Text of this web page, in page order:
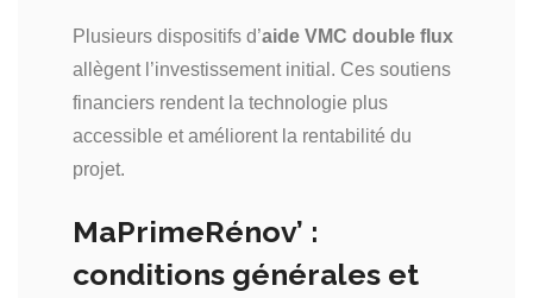
Plusieurs dispositifs d’aide VMC double flux
allègent l’investissement initial. Ces soutiens
financiers rendent la technologie plus
accessible et améliorent la rentabilité du
projet.
MaPrimeRénov’ :
conditions générales et